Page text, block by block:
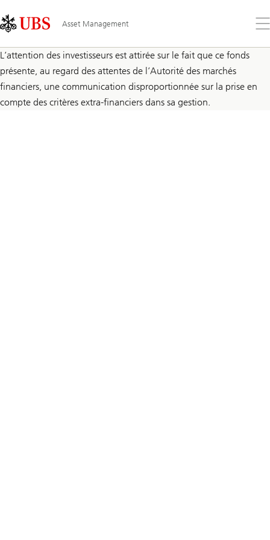
Links
Area
Asset Management
le
L’attention des investisseurs est attirée sur le fait que ce fonds
présente, au regard des attentes de l’Autorité des marchés
financiers, une communication disproportionnée sur la prise en
compte des critères extra-financiers dans sa gestion.